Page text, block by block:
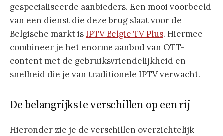
gespecialiseerde aanbieders. Een mooi voorbeeld
van een dienst die deze brug slaat voor de
Belgische markt isIPTV Belgie TV Plus. Hiermee
combineer je het enorme aanbod van OTT-
content met de gebruiksvriendelijkheid en
snelheid die je van traditionele IPTV verwacht.
De belangrijkste verschillen op een rij
Hieronder zie je de verschillen overzichtelijk